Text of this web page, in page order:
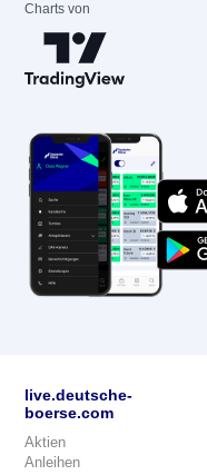
Charts von
live.deutsche-
boerse.com
Aktien
Anleihen